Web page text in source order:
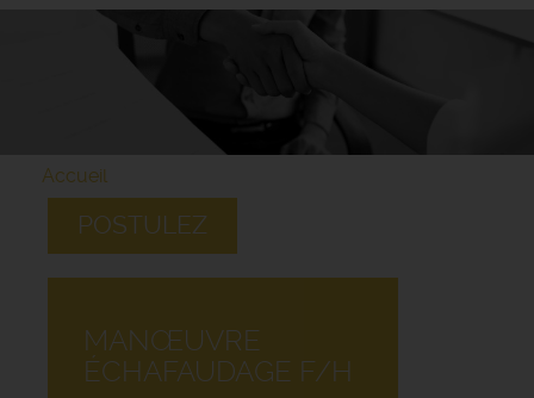
Accueil
POSTULEZ
MANŒUVRE
ÉCHAFAUDAGE F/H